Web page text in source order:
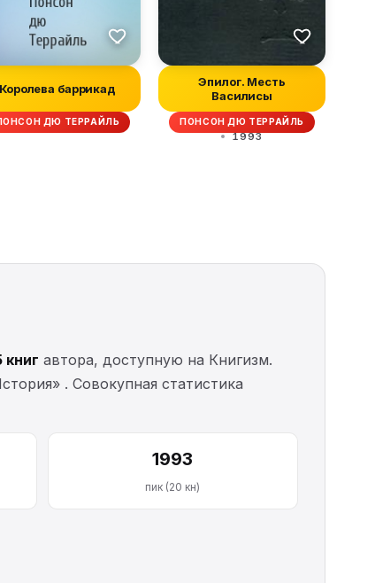
Королева баррикад
ДЮ ТЕРРАЙЛЬ
Эпилог. Месть
Василисы
ПОНСОН ДЮ ТЕРРАЙЛЬ
1993
книг автора, доступную на Книгизм.
. Совокупная статистика
1993
пик (20 кн)